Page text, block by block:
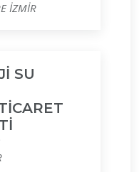
İZMİR
SU